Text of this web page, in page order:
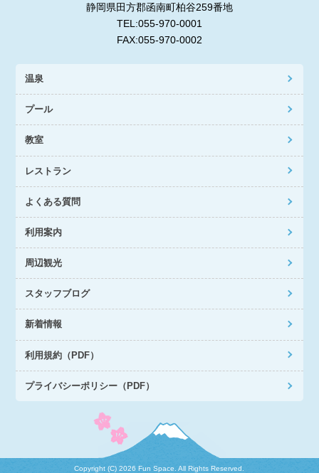
静岡県田方郡函南町柏谷259番地
TEL:055-970-0001
FAX:055-970-0002
温泉
プール
教室
レストラン
よくある質問
利用案内
周辺観光
スタッフブログ
新着情報
利用規約（PDF）
プライバシーポリシー（PDF）
Copyright (C)2026 Fun Space. All Rights Reserved.